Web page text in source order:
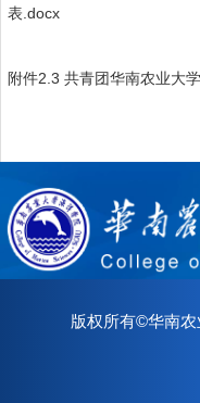
表.docx
附件2.3 共青团华南农业大
版权所有©华南